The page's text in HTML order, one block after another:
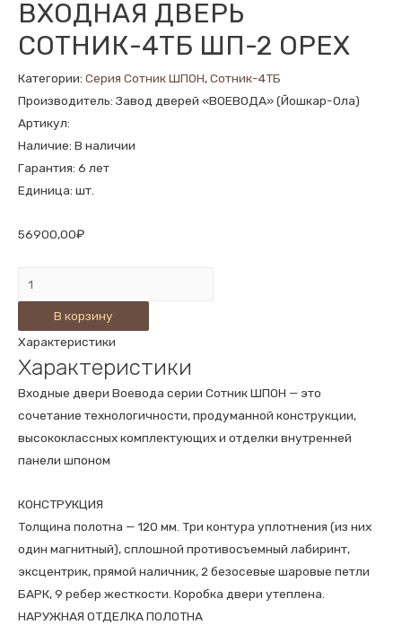
ВХОДНАЯ ДВЕРЬ
СОТНИК-4ТБ ШП-2 ОРЕХ
Категории: Серия Сотник ШПОН,Сотник-4ТБ
Производитель: Завод дверей «ВОЕВОДА» (Йошкар-Ола)
Артикул:
Наличие: В наличии
Гарантия: 6 лет
Единица: шт.
56900,00₽
ВХОДНАЯ
ДВЕРЬ
СОТНИК-4ТБ
ШП-2
ОРЕХ
В корзину
Характеристики
Характеристики
Входные двери Воевода серии Сотник ШПОН — это
сочетание технологичности, продуманной конструкции,
высококлассных комплектующих и отделки внутренней
панели шпоном
КОНСТРУКЦИЯ
Толщина полотна — 120 мм. Три контура уплотнения (из них
один магнитный), сплошной противосъемный лабиринт,
эксцентрик, прямой наличник, 2 безосевые шаровые петли
БАРК, 9 ребер жесткости. Коробка двери утеплена.
НАРУЖНАЯ ОТДЕЛКА ПОЛОТНА